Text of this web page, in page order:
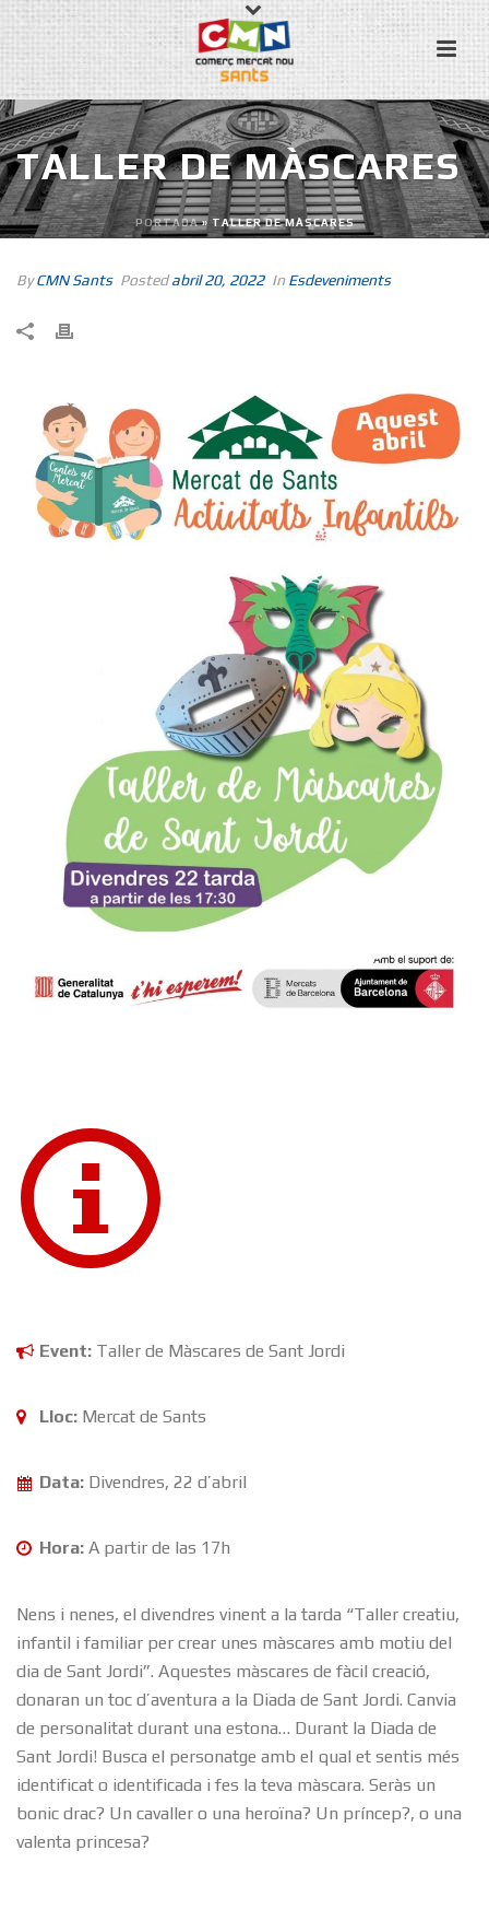
TALLER DE MÀSCARES
PORTADA» TALLER DE MÀSCARES
ByCMN Sants Postedabril 20, 2022 In Esdeveniments
Event: Taller de Màscares de Sant Jordi
Lloc: Mercat de Sants
Data: Divendres, 22 d’abril
Hora: A partir de las 17h
Nens i nenes, el divendres vinent a la tarda “Taller creatiu,
infantil i familiar per crear unes màscares amb motiu del
dia de Sant Jordi”. Aquestes màscares de fàcil creació,
donaran un toc d’aventura a la Diada de Sant Jordi. Canvia
de personalitat durant una estona… Durant la Diada de
Sant Jordi! Busca el personatge amb el qual et sentis més
identificat o identificada i fes la teva màscara. Seràs un
bonic drac? Un cavaller o una heroïna? Un príncep?, o una
valenta princesa?